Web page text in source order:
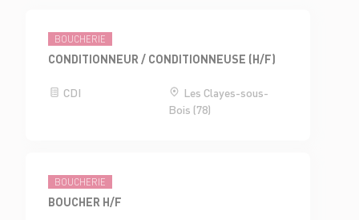
BOUCHERIE
CONDITIONNEUR / CONDITIONNEUSE (H/F)
CDI
Les Clayes-sous-
Bois (78)
BOUCHERIE
BOUCHER H/F